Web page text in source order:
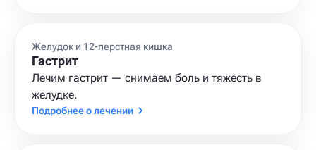
Желудок и 12-перстная кишка
Гастрит
Лечим гастрит — снимаем боль и тяжесть в
желудке.
Подробнее о лечении